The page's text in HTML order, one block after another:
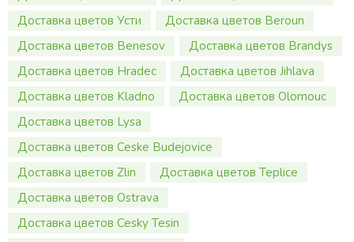
Доставка цветов Усти
Доставка цветов Beroun
Доставка цветов Benesov
Доставка цветов Brandys
Доставка цветов Hradec
Доставка цветов Jihlava
Доставка цветов Kladno
Доставка цветов Olomouc
Доставка цветов Lysa
Доставка цветов Ceske Budejovice
Доставка цветов Zlin
Доставка цветов Teplice
Доставка цветов Ostrava
Доставка цветов Cesky Tesin